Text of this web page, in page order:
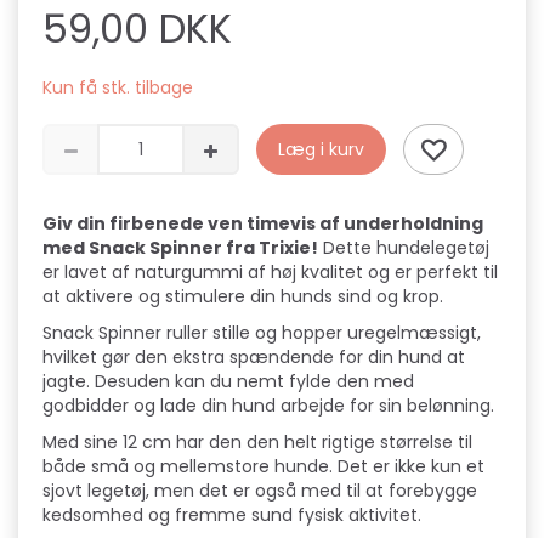
59,00 DKK
Kun få stk. tilbage
Læg i kurv
Giv din firbenede ven timevis af underholdning
med Snack Spinner fra Trixie! Dette hundelegetøj
er lavet af naturgummi af høj kvalitet og er perfekt til
at aktivere og stimulere din hunds sind og krop.
Snack Spinner ruller stille og hopper uregelmæssigt,
hvilket gør den ekstra spændende for din hund at
jagte. Desuden kan du nemt fylde den med
godbidder og lade din hund arbejde for sin belønning.
Med sine 12 cm har den den helt rigtige størrelse til
både små og mellemstore hunde. Det er ikke kun et
sjovt legetøj, men det er også med til at forebygge
kedsomhed og fremme sund fysisk aktivitet.